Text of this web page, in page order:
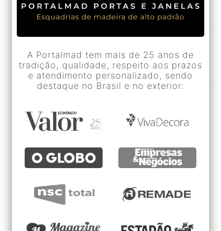
A Portalmad tem mais de 25 anos de
tradição, qualidade, respeito aos prazos
e atendimento personalizado, sendo
destaque no Brasil e no exterior: